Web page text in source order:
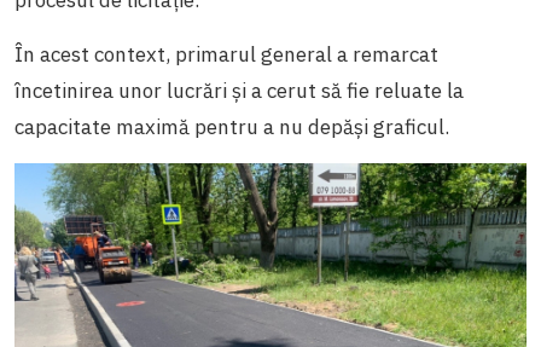
În acest context, primarul general a remarcat
încetinirea unor lucrări și a cerut să fie reluate la
capacitate maximă pentru a nu depăși graficul.